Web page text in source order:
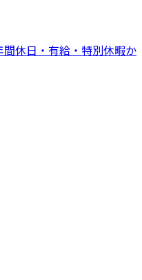
休日・有給・特別休暇か